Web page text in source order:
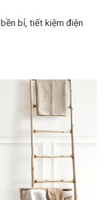
bỉ, tiết kiệm điện